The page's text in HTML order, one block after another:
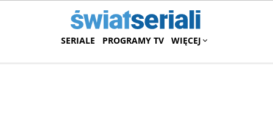
SERIALE PROGRAMY TV WIĘCEJ